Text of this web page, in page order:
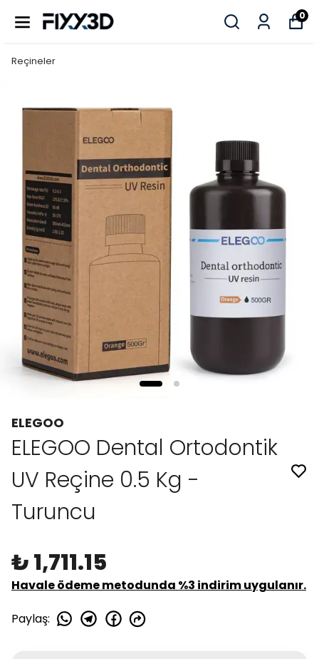
0
Reçineler
ELEGOO
ELEGOO Dental Ortodontik
UV Reçine 0.5 Kg -
Turuncu
₺ 1,711.15
Havale ödeme metodunda %3 indirim uygulanır.
Paylaş: